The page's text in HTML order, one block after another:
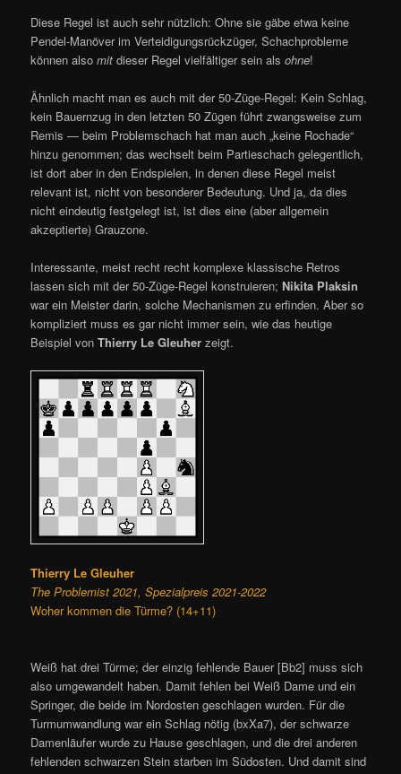
n
Diese Regel ist auch sehr nützlich: Ohne sie gäbe etwa keine
Pendel-Manöver im Verteidigungsrückzüger, Schachprobleme
können alsomit dieser Regel vielfältiger sein alsohne!
Ähnlich macht man es auch mit der 50-Züge-Regel: Kein Schlag,
kein Bauernzug in den letzten 50 Zügen führt zwangsweise zum
Remis — beim Problemschach hat man auch „keine Rochade“
hinzu genommen; das wechselt beim Partieschach gelegentlich,
ist dort aber in den Endspielen, in denen diese Regel meist
relevant ist, nicht von besonderer Bedeutung. Und ja, da dies
nicht eindeutig festgelegt ist, ist dies eine (aber allgemein
akzeptierte) Grauzone.
Interessante, meist recht recht komplexe klassische Retros
lassen sich mit der 50-Züge-Regel konstruieren; Nikita Plaksin
war ein Meister darin, solche Mechanismen zu erfinden. Aber so
kompliziert muss es gar nicht immer sein, wie das heutige
Beispiel vonThierry Le Gleuher zeigt.
Thierry Le Gleuher
The Problemist 2021, Spezialpreis 2021-2022
Woher kommen die Türme? (14+11)
Weiß hat drei Türme; der einzig fehlende Bauer [Bb2] muss sich
also umgewandelt haben. Damit fehlen bei Weiß Dame und ein
Springer, die beide im Nordosten geschlagen wurden. Für die
Turmumwandlung war ein Schlag nötig (bxXa7), der schwarze
Damenläufer wurde zu Hause geschlagen, und die drei anderen
fehlenden schwarzen Stein starben im Südosten. Und damit sind